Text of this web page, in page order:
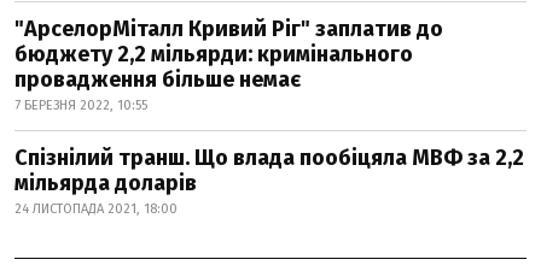
"АрселорМіталл Кривий Ріг" заплатив до
бюджету 2,2 мільярди: кримінального
провадження більше немає
7 БЕРЕЗНЯ 2022, 10:55
Спізнілий транш. Що влада пообіцяла МВФ за 2,2
мільярда доларів
24 ЛИСТОПАДА 2021, 18:00